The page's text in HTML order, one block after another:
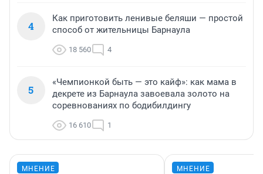
4
Как приготовить ленивые беляши — простой
способ от жительницы Барнаула
18 560 4
5
«Чемпионкой быть — это кайф»: как мама в
декрете из Барнаула завоевала золото на
соревнованиях по бодибилдингу
16 610 1
МНЕНИЕ МНЕНИЕ